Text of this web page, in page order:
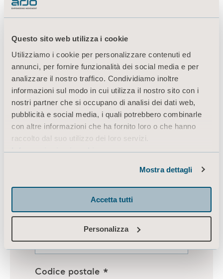
Questo sito web utilizza i cookie
Utilizziamo i cookie per personalizzare contenuti ed
annunci, per fornire funzionalità dei social media e per
analizzare il nostro traffico. Condividiamo inoltre
informazioni sul modo in cui utilizza il nostro sito con i
nostri partner che si occupano di analisi dei dati web,
pubblicità e social media, i quali potrebbero combinarle
con altre informazioni che ha fornito loro o che hanno
raccolto dal suo utilizzo dei loro servizi.
Informazioni sui cookie
Mostra dettagli
Accetta tutti
Personalizza